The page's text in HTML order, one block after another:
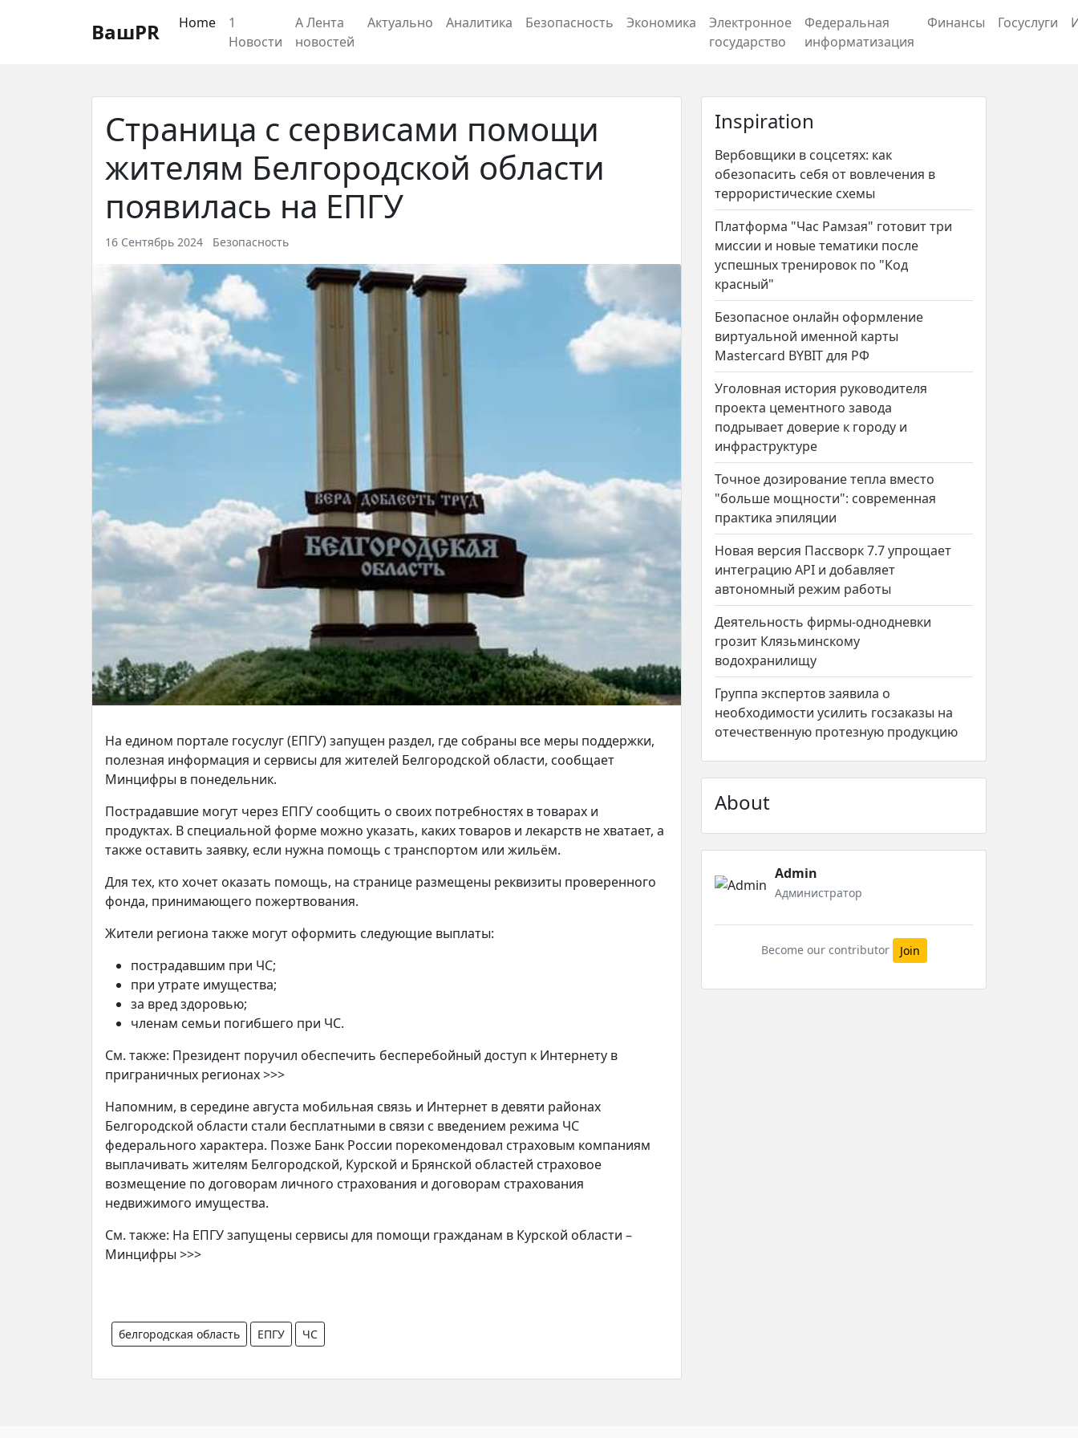
Восстановление пароля
ВашPR Home
1
Новости
А Лента
новостей
Актуально Аналитика Безопасность Экономика
Электронное
государство
Федеральная
информатизация
Финансы Госуслуги
Страница с сервисами помощи
жителям Белгородской области
появилась на ЕПГУ
16 Сентябрь 2024 Безопасность
На едином портале госуслуг (ЕПГУ) запущен раздел, где собраны все меры поддержки,
полезная информация и сервисы для жителей Белгородской области, сообщает
Минцифры в понедельник.
Пострадавшие могут через ЕПГУ сообщить о своих потребностях в товарах и
продуктах. В специальной форме можно указать, каких товаров и лекарств не хватает, а
также оставить заявку, если нужна помощь с транспортом или жильём.
Для тех, кто хочет оказать помощь, на странице размещены реквизиты проверенного
фонда, принимающего пожертвования.
Жители региона также могут оформить следующие выплаты:
пострадавшим при ЧС;
при утрате имущества;
за вред здоровью;
членам семьи погибшего при ЧС.
См. также: Президент поручил обеспечить бесперебойный доступ к Интернету в
приграничных регионах >>>
Напомним, в середине августа мобильная связь и Интернет в девяти районах
Белгородской области стали бесплатными в связи с введением режима ЧС
федерального характера. Позже Банк России порекомендовал страховым компаниям
выплачивать жителям Белгородской, Курской и Брянской областей страховое
возмещение по договорам личного страхования и договорам страхования
недвижимого имущества.
См. также: На ЕПГУ запущены сервисы для помощи гражданам в Курской области –
Минцифры >>>
белгородская область ЕПГУ ЧС
Inspiration
Вербовщики в соцсетях: как
обезопасить себя от вовлечения в
террористические схемы
Платформа "Час Рамзая" готовит три
миссии и новые тематики после
успешных тренировок по "Код
красный"
Безопасное онлайн оформление
виртуальной именной карты
Mastercard BYBIT для РФ
Уголовная история руководителя
проекта цементного завода
подрывает доверие к городу и
инфраструктуре
Точное дозирование тепла вместо
"больше мощности": современная
практика эпиляции
Новая версия Пассворк 7.7 упрощает
интеграцию API и добавляет
автономный режим работы
Деятельность фирмы-однодневки
грозит Клязьминскому
водохранилищу
Группа экспертов заявила о
необходимости усилить госзаказы на
отечественную протезную продукцию
About
Admin
Администратор
Become our contributor Join